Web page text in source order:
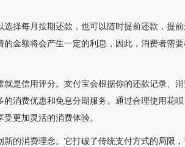
择每月按期还款，也可以随时提前还款，提
金额将会产生一定的利息，因此，消费者需
是信用评分。支付宝会根据你的还款记录、
消费优惠和免息分期服务。通过合理使用花
更加灵活的消费体验。
的消费理念。它打破了传统支付方式的局限